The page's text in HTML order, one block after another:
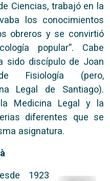
Ciencias, trabajó en la
los conocimientos
obreros y se convirtió
popular”. Cabe
sido discípulo de Joan
Fisiología (pero,
Legal de Santiago).
Medicina Legal y la
diferentes que se
asignatura.
1923